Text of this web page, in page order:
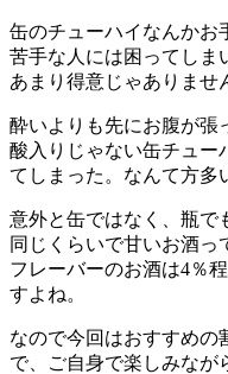
缶のチューハイなんかお
苦手な人には困ってしま
あまり得意じゃありませ
酔いよりも先にお腹が
酸入りじゃない缶チュー
てしまった。なんて方多
意外と缶ではなく、瓶で
同じくらいで甘いお酒っ
フレーバーのお酒は4％
すよね。
なので今回はおすすめの
で、ご自身で楽しみなが